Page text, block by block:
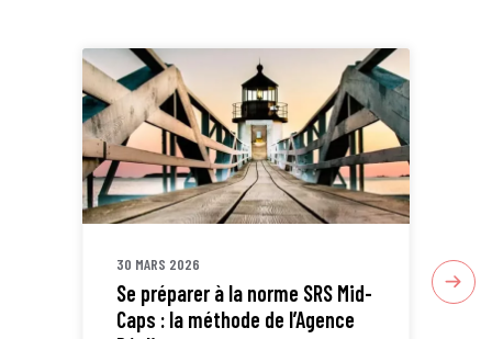
30 MARS 2026
Se préparer à la norme SRS Mid-
Caps : la méthode de l’Agence
30